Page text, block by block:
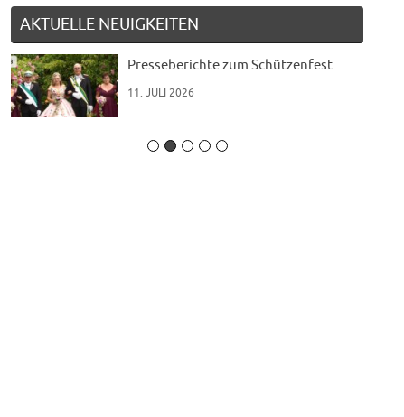
AKTUELLE NEUIGKEITEN
Presseberichte zum Schützenfest
11. JULI 2026